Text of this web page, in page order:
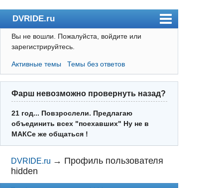
DVRIDE.ru
Форум
Пользователи
Правила
Поиск
Регистрация
Вход
Вы не вошли. Пожалуйста, войдите или
зарегистрируйтесь.
Активные темы Темы без ответов
Фарш невозможно провернуть назад?
21 год... Повзрослели. Предлагаю
объединить всех "поехавших" Ну не в
МАКСе же общаться !
DVRIDE.ru → Профиль пользователя
hidden